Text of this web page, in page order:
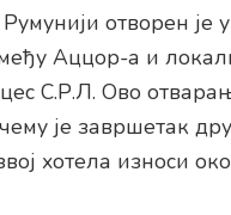
отворен је
Аццор-а и
С.Р.Л. Ово
је завршетак
хотела износи